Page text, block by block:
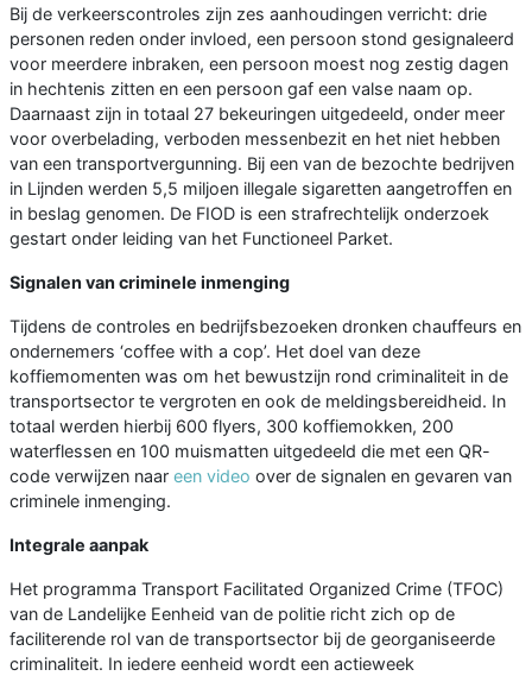
Bij de verkeerscontroles zijn zes aanhoudingen verricht: drie
personen reden onder invloed, een persoon stond gesignaleerd
voor meerdere inbraken, een persoon moest nog zestig dagen
in hechtenis zitten en een persoon gaf een valse naam op.
Daarnaast zijn in totaal 27 bekeuringen uitgedeeld, onder meer
voor overbelading, verboden messenbezit en het niet hebben
van een transportvergunning. Bij een van de bezochte bedrijven
in Lijnden werden 5,5 miljoen illegale sigaretten aangetroffen en
in beslag genomen. De FIOD is een strafrechtelijk onderzoek
gestart onder leiding van het Functioneel Parket.
Signalen van criminele inmenging
Tijdens de controles en bedrijfsbezoeken dronken chauffeurs en
ondernemers ‘coffee with a cop’. Het doel van deze
koffiemomenten was om het bewustzijn rond criminaliteit in de
transportsector te vergroten en ook de meldingsbereidheid. In
totaal werden hierbij 600 flyers, 300 koffiemokken, 200
waterflessen en 100 muismatten uitgedeeld die met een QR-
code verwijzen naar een video over de signalen en gevaren van
criminele inmenging.
Integrale aanpak
Het programma Transport Facilitated Organized Crime (TFOC)
van de Landelijke Eenheid van de politie richt zich op de
faciliterende rol van de transportsector bij de georganiseerde
criminaliteit. In iedere eenheid wordt een actieweek